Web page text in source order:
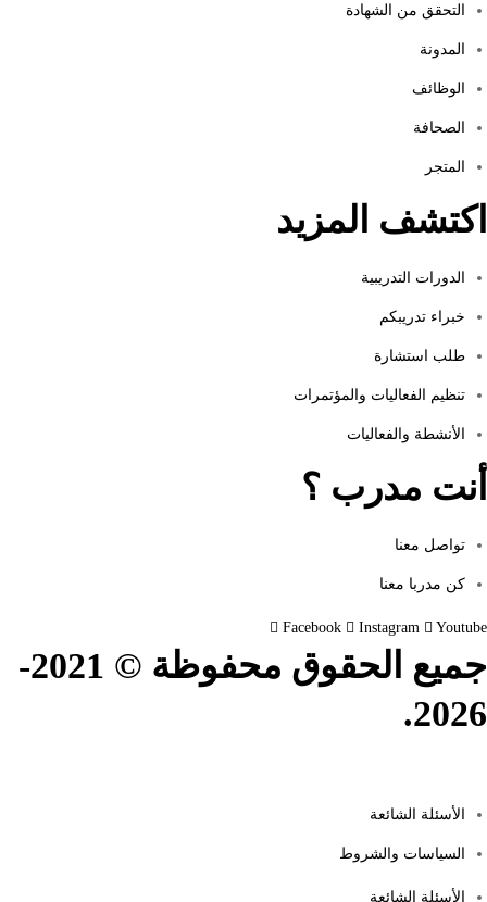
التحقق من الشهادة
المدونة
الوظائف
الصحافة
المتجر
اكتشف المزيد
الدورات التدريبية
خبراء تدريبكم
طلب استشارة
تنظيم الفعاليات والمؤتمرات
الأنشطة والفعاليات
أنت مدرب ؟
تواصل معنا
كن مدربا معنا
Facebook Instagram Youtube
جميع الحقوق محفوظة © 2021-
2026.
الأسئلة الشائعة
السياسات والشروط
الأسئلة الشائعة